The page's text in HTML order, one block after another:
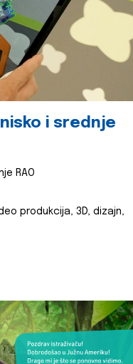
i srednje
RAO
produkcija, 3D, dizajn,